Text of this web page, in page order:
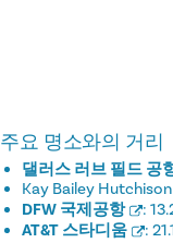
주요 명소와의 거리
댈러스 러브 필드 공
Kay Bailey
DFW 국제공항 :
AT&T 스타디움 :